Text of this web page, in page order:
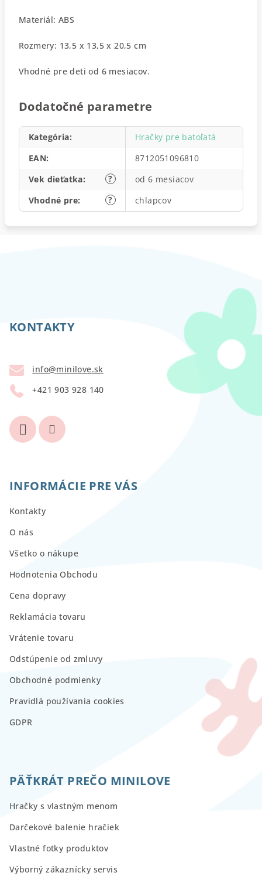
Materiál: ABS
Rozmery: 13,5 x 13,5 x 20,5 cm
Vhodné pre deti od 6 mesiacov.
Dodatočné parametre
Kategória:
Hračky pre batoľatá
EAN:
8712051096810
?
Vek dieťatka:
od 6 mesiacov
?
Vhodné pre: chlapcov
KONTAKTY
info@minilove.sk
+421 903 928 140
INFORMÁCIE PRE VÁS
Kontakty
O nás
Všetko o nákupe
Hodnotenia Obchodu
Cena dopravy
Reklamácia tovaru
Vrátenie tovaru
Odstúpenie od zmluvy
Obchodné podmienky
Pravidlá používania cookies
GDPR
PÄŤKRÁT PREČO MINILOVE
Hračky s vlastným menom
Darčekové balenie hračiek
Vlastné fotky produktov
Výborný zákaznícky servis